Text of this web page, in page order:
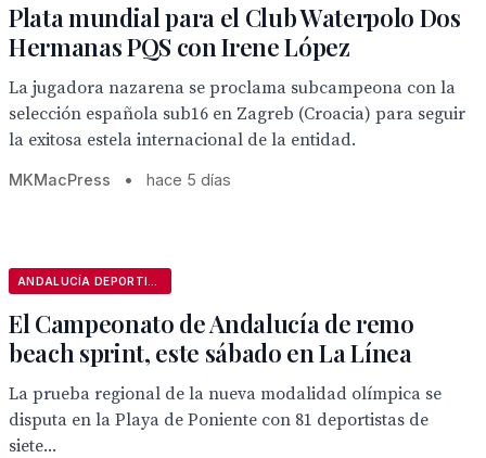
Plata mundial para el Club Waterpolo Dos
Hermanas PQS con Irene López
La jugadora nazarena se proclama subcampeona con la
selección española sub16 en Zagreb (Croacia) para seguir
la exitosa estela internacional de la entidad.
MKMacPress • hace 5 días
El Campeonato de Andalucía de remo
beach sprint, este sábado en La Línea
La prueba regional de la nueva modalidad olímpica se
disputa en la Playa de Poniente con 81 deportistas de
siete...